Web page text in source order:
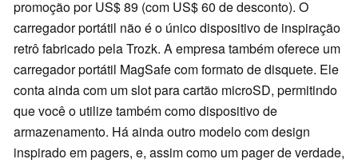
promoção por US$ 89 (com US$ 60 de desconto). O
carregador portátil não é o único dispositivo de inspiração
retrô fabricado pela Trozk. A empresa também oferece um
carregador portátil MagSafe com formato de disquete. Ele
conta ainda com um slot para cartão microSD, permitindo
que você o utilize também como dispositivo de
armazenamento. Há ainda outro modelo com design
inspirado em pagers, e, assim como um pager de verdade,